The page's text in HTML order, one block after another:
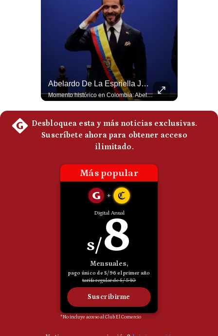
Abelardo De La Espriella Juramenta Como Nuevo Presidente | Gestión Mundo
Momento histórico en Colombia: Abelardo de la Espriella prestó juramento y recibió la banda presidencial en la Arena USC de Cali, convirtiéndose oficialmente en el nuevo Presidente de la República para el periodo 2026-2030. Por primera vez en la historia reciente del país, la investidura presidencial se celebró fuera de Bogotá. ¿Qué opinas del inicio de este nuevo mandato constitucional? #DeLaEspriella #Colombia #PosesionPresidencial #Cali #Shorts 👉 Suscríbete y activa la campana para no perderte nuestro análisis diario. 🌎 Síguenos en nuestras redes sociales: 📌 Web oficial: https://gestion.pe/mundo/ 📌 LinkedIn: http://bit.ly/3HYIET0 📌 X (Twitter): http://bit.ly/4noZtX9 📌 TikTok: http://bit.ly/4evB6TO